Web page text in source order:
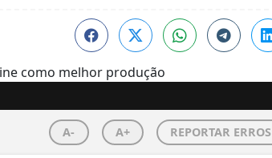
A- A+ REPORTAR ERROS